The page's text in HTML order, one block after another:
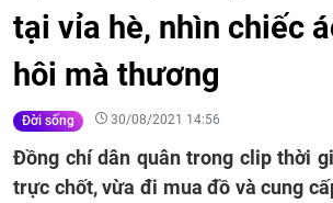
tại vỉa hè, nhìn chiếc
hôi mà thương
Đời sống 30/08/2021 14:56
Đồng chí dân quân trong clip thời
trực chốt, vừa đi mua đồ và cung